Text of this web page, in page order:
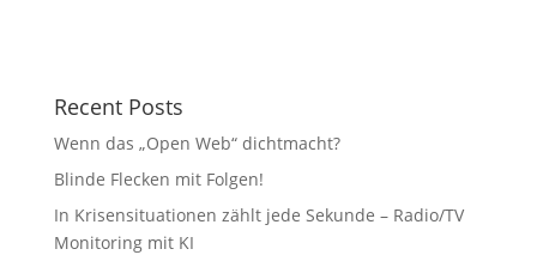
Recent Posts
Wenn das „Open Web“ dichtmacht?
Blinde Flecken mit Folgen!
In Krisensituationen zählt jede Sekunde – Radio/TV
Monitoring mit KI